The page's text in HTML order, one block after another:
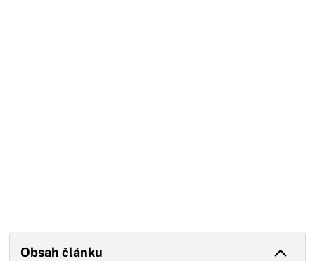
Obsah článku